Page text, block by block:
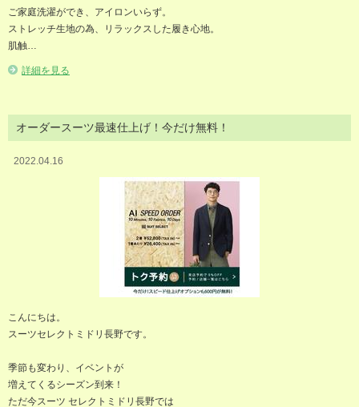
ご家庭洗濯ができ、アイロンいらず。
ストレッチ生地の為、リラックスした履き心地。
肌触…
詳細を見る
オーダースーツ最速仕上げ！今だけ無料！
2022.04.16
こんにちは。
スーツセレクトミドリ長野です。
季節も変わり、イベントが
増えてくるシーズン到来！
ただ今スーツ セレクトミドリ長野では